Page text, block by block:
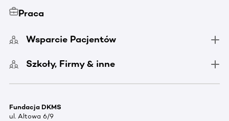
Praca
Wsparcie Pacjentów
Szkoły, Firmy & inne
Fundacja DKMS
ul. Altowa 6/9